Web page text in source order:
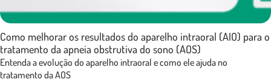
Como melhorar os resultados do aparelho intraoral (AIO) para o
tratamento da apneia obstrutiva do sono (AOS)
Entenda a evolução do aparelho intraoral e como ele ajuda no
tratamento da AOS